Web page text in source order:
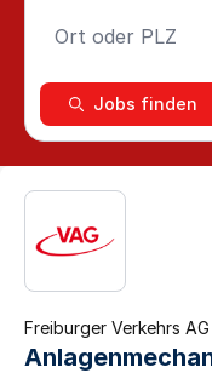
Jobs finden
Freiburger Verkehrs AG